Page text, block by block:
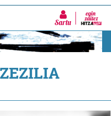
Sartu